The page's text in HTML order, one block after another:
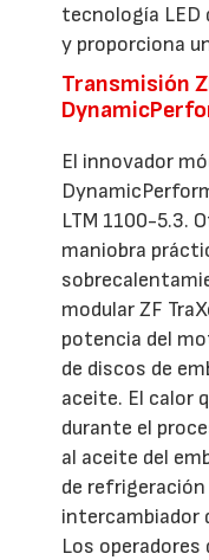
tecnología LED
y proporciona
Transmisión
El innovador
LTM 1100-5.3.
maniobra
modular ZF
potencia del
de discos de
aceite. El calor
durante el
al aceite del
de
intercambiador
Los operadores